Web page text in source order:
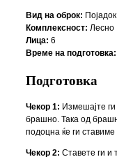
Вид на оброк: Појадок
Комплексност: Лесно
Лица: 6
Време на подготовка:
Подготовка
Чекор 1: Измешајте
брашно. Така од
подоцна ќе ги
Чекор 2: Ставете ги и